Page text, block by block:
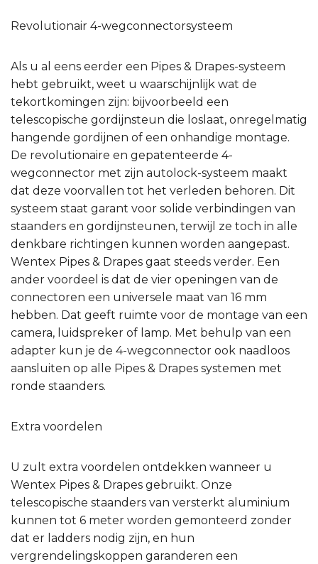
Revolutionair 4-wegconnectorsysteem
Als u al eens eerder een Pipes & Drapes-systeem
hebt gebruikt, weet u waarschijnlijk wat de
tekortkomingen zijn: bijvoorbeeld een
telescopische gordijnsteun die loslaat, onregelmatig
hangende gordijnen of een onhandige montage.
De revolutionaire en gepatenteerde 4-
wegconnector met zijn autolock-systeem maakt
dat deze voorvallen tot het verleden behoren. Dit
systeem staat garant voor solide verbindingen van
staanders en gordijnsteunen, terwijl ze toch in alle
denkbare richtingen kunnen worden aangepast.
Wentex Pipes & Drapes gaat steeds verder. Een
ander voordeel is dat de vier openingen van de
connectoren een universele maat van 16 mm
hebben. Dat geeft ruimte voor de montage van een
camera, luidspreker of lamp. Met behulp van een
adapter kun je de 4-wegconnector ook naadloos
aansluiten op alle Pipes & Drapes systemen met
ronde staanders.
Extra voordelen
U zult extra voordelen ontdekken wanneer u
Wentex Pipes & Drapes gebruikt. Onze
telescopische staanders van versterkt aluminium
kunnen tot 6 meter worden gemonteerd zonder
dat er ladders nodig zijn, en hun
vergrendelingskoppen garanderen een